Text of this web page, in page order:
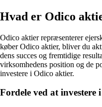
Hvad er Odico
Odico aktier repræsenterer
køber Odico aktier, bliver du
dens succes og fremtidige
virksomhedens position og de
investere i Odico aktier.
Fordele ved at investere